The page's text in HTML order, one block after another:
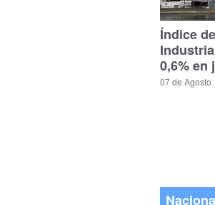
Índice
0,6% en
07 de Agosto